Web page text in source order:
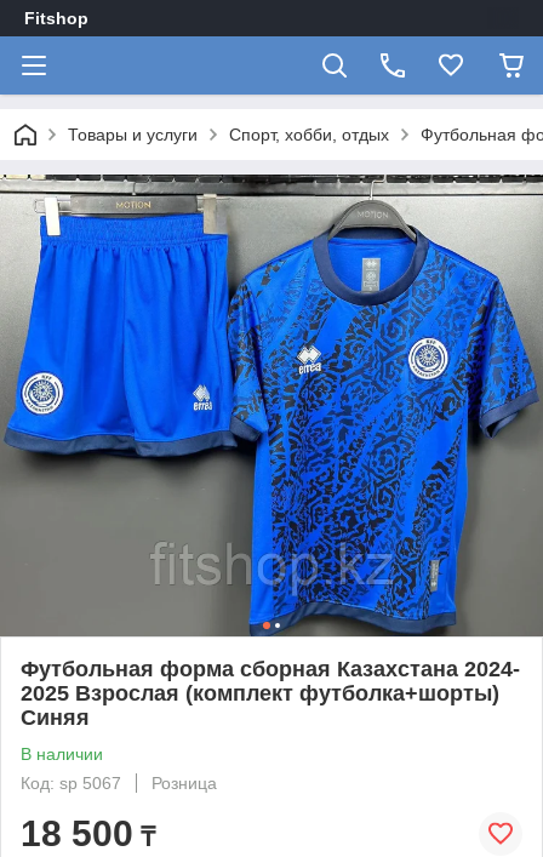
Fitshop
Товары и услуги Спорт, хобби, отдых Футбольная
Футбольная форма сборная Казахстана 2024-
2025 Взрослая (комплект футболка+шорты)
Синяя
В наличии
Код: sp 5067
Розница
18 500 ₸